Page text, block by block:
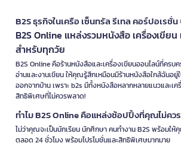
B2S ธุรกิจในเครือ เซ็นทรัล รีเทล คอร์ปอเรชั่
B2S Online แหล่งรวมหนังสือ เครื่องเขียน
สำหรับทุกวัย
B2S Online คือร้านหนังสือและเครื่องเขียนออนไลน์ที่ครบ
อ่านและงานเขียน ให้คุณรู้สึกเหมือนมีร้านหนังสือใกล้ฉันอยู่
ออกจากบ้าน เพราะ b2s มีทั้งหนังสือหลากหลายแนวและ
สิทธิพิเศษที่ไม่ควรพลาด!
ทำไม B2S Online คือแหล่งช้อปปิ้งที่คุณไม่คว
ไม่ว่าคุณจะเป็นนักเรียน นักศึกษา คนทำงาน B2S พร้อมใ
ตลอด 24 ชั่วโมง พร้อมโปรโมชั่นและสิทธิพิเศษมากมาย